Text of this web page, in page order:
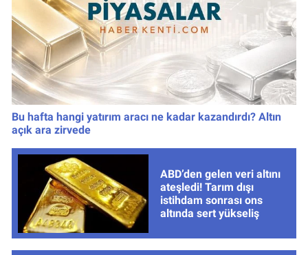
Bu hafta hangi yatırım aracı ne kadar kazandırdı? Altın
açık ara zirvede
ABD’den gelen veri altını
ateşledi! Tarım dışı
istihdam sonrası ons
altında sert yükseliş